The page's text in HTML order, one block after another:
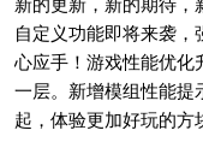
自定义功能即将来袭
心应手！游戏性能优化
一层。新增模组性能提
起，体验更加好玩的方